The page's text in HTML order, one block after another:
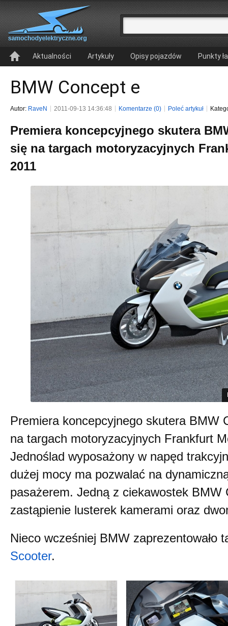
Aktualności Artykuły Opisy pojazdów Punkty
BMW Concept e
Autor: RaveN 2011-09-13 14:36:48 Komentarze (0) Poleć artykuł
Premiera koncepcyjnego skutera
się na targach motoryzacyjnych
2011
Premiera koncepcyjnego skutera BMW
na targach motoryzacyjnych Frankfurt
Jednoślad wyposażony w napęd
dużej mocy ma pozwalać na
pasażerem. Jedną z ciekawostek BMW
zastąpienie lusterek kamerami oraz
Nieco wcześniej BMW zaprezentowało
Scooter.